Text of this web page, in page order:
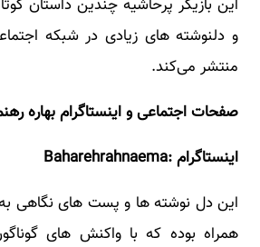
این بازیگر پرحاشیه چندین داستان
و دلنوشته های زیادی در شبکه
منتشر می‌کند.
صفحات اجتماعی و اینستاگرام بهاره
اینستاگرام :Baharehrahnaema
این دل نوشته ها و پست های نگاهی
همراه بوده که با واکنش های